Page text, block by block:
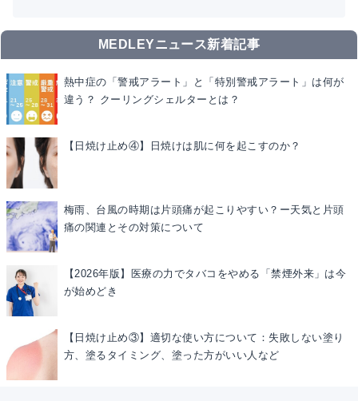
MEDLEYニュース新着記事
熱中症の「警戒アラート」と「特別警戒アラート」は何が
違う？ クーリングシェルターとは？
【日焼け止め④】日焼けは肌に何を起こすのか？
梅雨、台風の時期は片頭痛が起こりやすい？ー天気と片頭
痛の関連とその対策について
【2026年版】医療の力でタバコをやめる「禁煙外来」は今
が始めどき
【日焼け止め③】適切な使い方について：失敗しない塗り
方、塗るタイミング、塗った方がいい人など